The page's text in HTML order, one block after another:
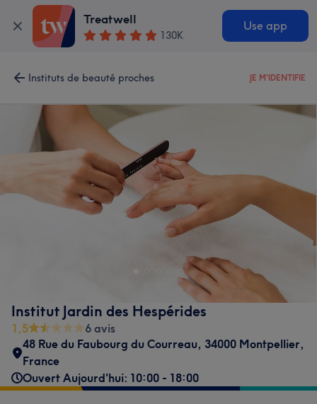
Treatwell
130K
Use app
Instituts de beauté proches JE M'IDENTIFIE
Institut Jardin des Hespérides
1,5
6 avis
48 Rue du Faubourg du Courreau, 34000 Montpellier,
France
Ouvert Aujourd'hui: 10:00 - 18:00